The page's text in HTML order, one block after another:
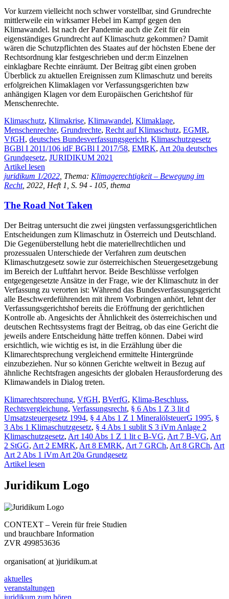
Vor kurzem vielleicht noch schwer vorstellbar, sind Grundrechte
mittlerweile ein wirksamer Hebel im Kampf gegen den
Klimawandel. Ist nach der Pandemie auch die Zeit für ein
eigenständiges Grundrecht auf Klimaschutz gekommen? Damit
wären die Schutzpflichten des Staates auf der höchsten Ebene der
Rechtsordnung klar festgeschrieben und der:m Einzelnen
einklagbare Rechte einräumt. Der Beitrag gibt einen groben
Überblick zu aktuellen Ereignissen zum Klimaschutz und bereits
erfolgreichen Klimaklagen vor Verfassungsgerichten bzw
anhängigen Klagen vor dem Europäischen Gerichtshof für
Menschenrechte.
Klimaschutz, Klimakrise, Klimawandel, Klimaklage,
Menschenrechte, Grundrechte, Recht auf Klimaschutz, EGMR,
VfGH, deutsches Bundesverfassungsgericht, Klimaschutzgesetz
BGBl I 2011/106 idF BGBl I 2017/58, EMRK, Art 20a deutsches
Grundgesetz, JURIDIKUM 2021
Artikel lesen
juridikum 1/2022 , Thema: Klimagerechtigkeit – Bewegung im
Recht, 2022, Heft 1, S. 94 - 105, thema
The Road Not Taken
Der Beitrag untersucht die zwei jüngsten verfassungsgerichtlichen
Entscheidungen zum Klimaschutz in Österreich und Deutschland.
Die Gegenüberstellung hebt die materiellrechtlichen und
prozessualen Unterschiede der Verfahren zum deutschen
Klimaschutzgesetz sowie zur österreichischen Steuergesetzgebung
im Bereich der Luftfahrt hervor. Beide Beschlüsse verfolgen
entgegengesetzte Ansätze in der Frage, wie der Klimaschutz in der
Verfassung zu verorten ist: Während das Bundesverfassungsgericht
alle Beschwerdeführenden mit ihrem Vorbringen anhört, lehnt der
Verfassungsgerichtshof bereits die Eröffnung der gerichtlichen
Kontrolle ab. Angesichts der Ähnlichkeit des österreichischen und
deutschen Rechtssystems fragt der Beitrag, ob das eine Gericht die
jeweils andere Entscheidung hätte treffen können. Dabei wird
ersichtlich, wie wichtig es ist, in die Erzählung über die
Klimarechtsprechung vergleichend ermittelte Hintergründe
einzubeziehen. Nur so können Gerichte weltweit in Bezug auf
ähnliche Rechtsfragen angesichts der globalen Herausforderung des
Klimawandels in Dialog treten.
Klimarechtsprechung, VfGH, BVerfG, Klima-Beschluss,
Rechtsvergleichung, Verfassungsrecht, § 6 Abs 1 Z 3 lit d
Umsatzsteuergesetz 1994, § 4 Abs 1 Z 1 MineralölsteuerG 1995, §
3 Abs 1 Klimaschutzgesetz, § 4 Abs 1 sublit S 3 iVm Anlage 2
Klimaschutzgesetz, Art 140 Abs 1 Z 1 lit c B-VG, Art 7 B-VG, Art
2 StGG, Art 2 EMRK, Art 8 EMRK, Art 7 GRCh, Art 8 GRCh, Art
Art 2 Abs 1 iVm Art 20a Grundgesetz
Artikel lesen
Juridikum Logo
CONTEXT – Verein für freie Studien
und brauchbare Information
ZVR 499853636
organisation( at )juridikum.at
aktuelles
veranstaltungen